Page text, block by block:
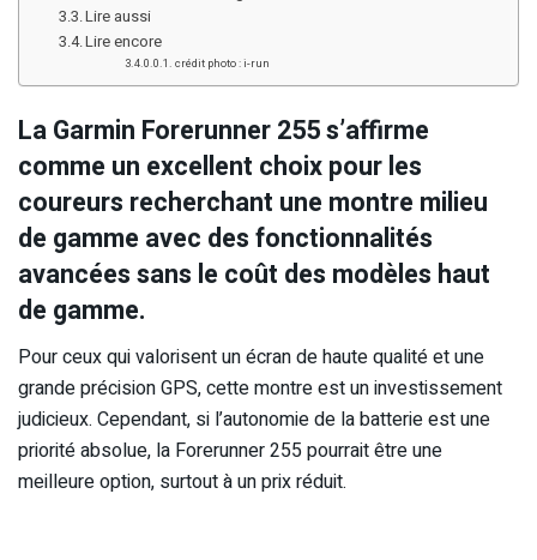
Lire aussi
Lire encore
crédit photo : i-run
La Garmin Forerunner 255 s’affirme
comme un excellent choix pour les
coureurs recherchant une montre milieu
de gamme avec des fonctionnalités
avancées sans le coût des modèles haut
de gamme.
Pour ceux qui valorisent un écran de haute qualité et une
grande précision GPS, cette montre est un investissement
judicieux. Cependant, si l’autonomie de la batterie est une
priorité absolue, la Forerunner 255 pourrait être une
meilleure option, surtout à un prix réduit.